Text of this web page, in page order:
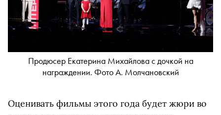
Продюсер Екатерина Михайлова с дочкой на
награждении. Фото А. Молчановский
Оценивать фильмы этого года будет жюри во